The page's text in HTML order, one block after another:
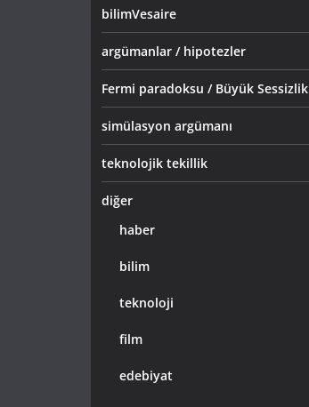
bilimVesaire
argümanlar / hipotezler
Fermi paradoksu / Büyük Sessizlik
simülasyon argümanı
teknolojik tekillik
diğer
haber
bilim
teknoloji
film
edebiyat